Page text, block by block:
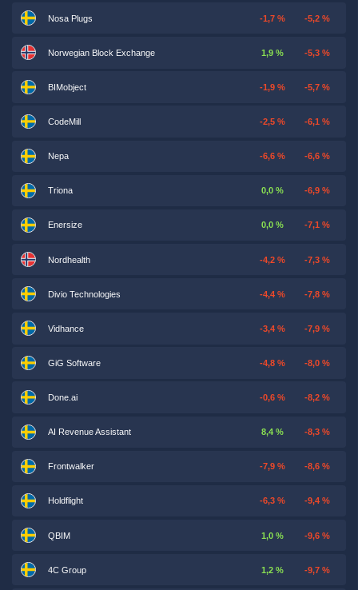
Nosa Plugs -1,7 % -5,2 %
Norwegian Block Exchange 1,9 % -5,3 %
BIMobject -1,9 % -5,7 %
CodeMill -2,5 % -6,1 %
Nepa -6,6 % -6,6 %
Triona 0,0 % -6,9 %
Enersize 0,0 % -7,1 %
Nordhealth -4,2 % -7,3 %
Divio Technologies -4,4 % -7,8 %
Vidhance -3,4 % -7,9 %
GiG Software -4,8 % -8,0 %
Done.ai -0,6 % -8,2 %
AI Revenue Assistant 8,4 % -8,3 %
Frontwalker -7,9 % -8,6 %
Holdflight -6,3 % -9,4 %
QBIM 1,0 % -9,6 %
4C Group 1,2 % -9,7 %